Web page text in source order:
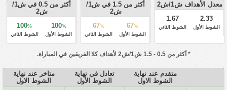
معدل الأهداف ش1/ش2
2.33
الشوط الأول
1.67
الشوط الثاني
أكثر من 1.5 في ش1/
ش2
67%
الشوط الأول
67%
الشوط الثاني
أكثر من 0.5 في ش1/
ش2
100%
الشوط الأول
100%
الشوط الثاني
* أكثر من 0.5 - 1.5 ش1/ش2 لأهداف كلا الفريقين في المباراة.
متقدم عند نهاية
الشوط الاول
تعادل في نهاية
الشوط الأول
متاخر عند نهاية
الشوط الاول